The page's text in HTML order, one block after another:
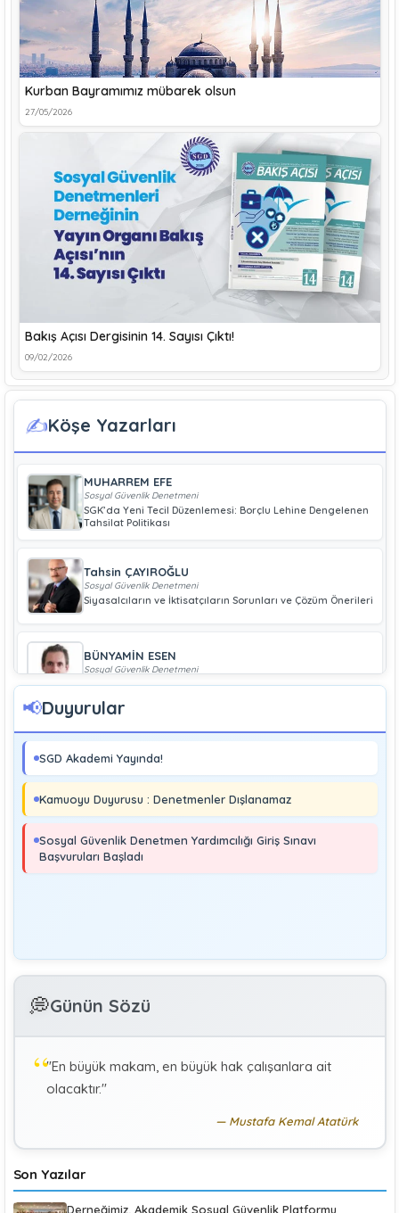
Kurban Bayramımız mübarek olsun
27/05/2026
Bakış Açısı Dergisinin 14. Sayısı Çıktı!
09/02/2026
✍️Köşe Yazarları
MUHARREM EFE
Sosyal Güvenlik Denetmeni
SGK’da Yeni Tecil Düzenlemesi: Borçlu Lehine Dengelenen
Tahsilat Politikası
Tahsin ÇAYIROĞLU
Sosyal Güvenlik Denetmeni
Siyasalcıların ve İktisatçıların Sorunları ve Çözüm Önerileri
BÜNYAMİN ESEN
Sosyal Güvenlik Denetmeni
Geliri Düşük Olan Çiftçiye Bağ-Kur Borcu Çıkmaz
Boray UĞRAŞ
Soma ve Ermenek’te Meydana Gelen Kazalar Büyük
Endüstriyel Kaza Sayılmakta Mıdır?
MURAT ÇİMEN
Sosyal Güvenlik Denetmeni
Kayıt Dışı İstihdamla Mücadeleye Farklı Bir Yaklaşım
G
Özel Sağlık Hizmeti Sunucularında Görev Yapan
K KÜBRA KOÇ
Uluslararası Sosyal Politika Bağlamında İkili Sosyal
📢Duyurular
SGD Akademi Yayında!
Kamuoyu Duyurusu : Denetmenler Dışlanamaz
Sosyal Güvenlik Denetmen Yardımcılığı Giriş Sınavı
Başvuruları Başladı
💭Günün Sözü
"En büyük makam, en büyük hak çalışanlara ait
olacaktır."
Mustafa Kemal Atatürk
Son Yazılar
Derneğimiz, Akademik Sosyal Güvenlik Platformu